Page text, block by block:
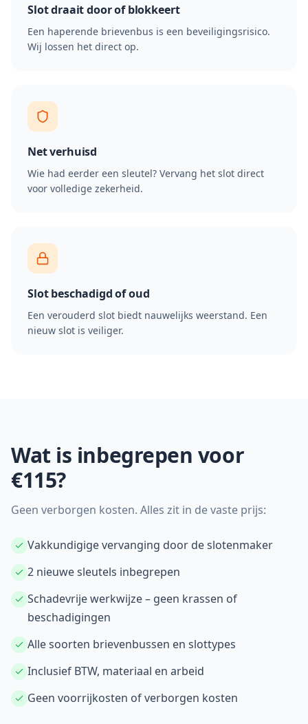
Slot draait door of blokkeert
Een haperende brievenbus is een beveiligingsrisico.
Wij lossen het direct op.
Net verhuisd
Wie had eerder een sleutel? Vervang het slot direct
voor volledige zekerheid.
Slot beschadigd of oud
Een verouderd slot biedt nauwelijks weerstand. Een
nieuw slot is veiliger.
Wat is inbegrepen voor
€115?
Geen verborgen kosten. Alles zit in de vaste prijs:
Vakkundigige vervanging door de slotenmaker
2 nieuwe sleutels inbegrepen
Schadevrije werkwijze – geen krassen of
beschadigingen
Alle soorten brievenbussen en slottypes
Inclusief BTW, materiaal en arbeid
Geen voorrijkosten of verborgen kosten